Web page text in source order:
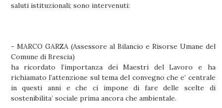
saluti istituzionali; sono intervenuti:
- MARCO GARZA (Assessore al Bilancio e Risorse Umane del
Comune di Brescia)
ha ricordato l’importanza dei Maestri del Lavoro e ha
richiamato l’attenzione sul tema del convegno che e’ centrale
in questi anni e che ci impone di fare delle scelte di
sostenibilita’ sociale prima ancora che ambientale.